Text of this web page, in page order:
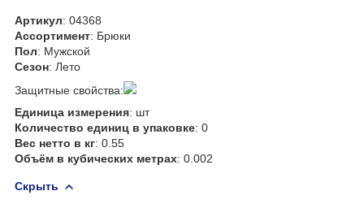
Артикул: 04368
Ассортимент: Брюки
Пол: Мужской
Сезон: Лето
Защитные свойства:
Единица измерения: шт
Количество единиц в упаковке: 0
Вес нетто в кг: 0.55
Объём в кубических метрах: 0.002
Скрыть